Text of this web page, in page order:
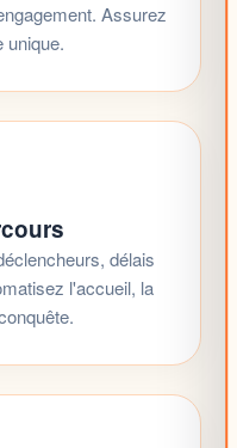
Assurez
unique.
délais
l'accueil, la